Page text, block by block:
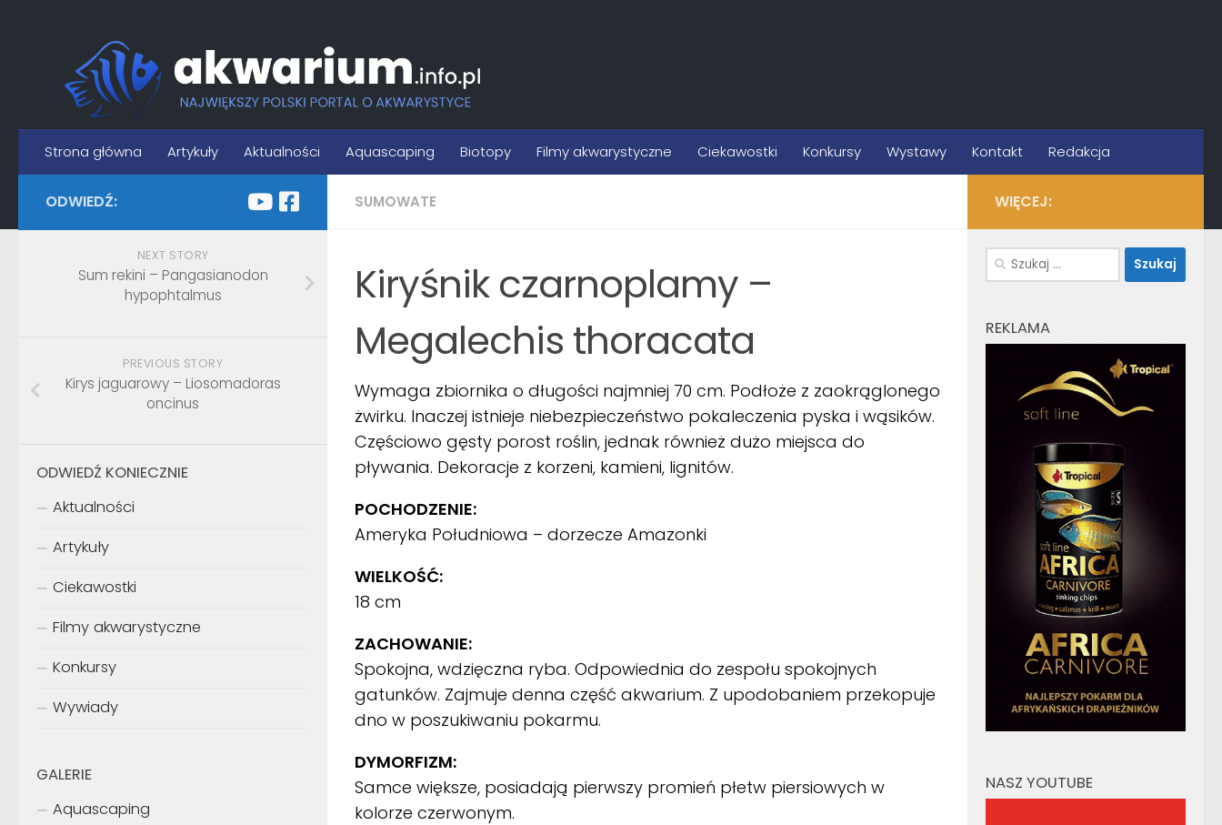
Strona główna Artykuły Aktualności Aquascaping Biotopy Filmy akwarystyczne Ciekawostki Konkursy Wystawy Kontakt Redakcja
SUMOWATE
Kiryśnik czarnoplamy –
Megalechis thoracata
Wymaga zbiornika o długości najmniej 70 cm. Podłoże z zaokrąglonego
żwirku. Inaczej istnieje niebezpieczeństwo pokaleczenia pyska i wąsików.
Częściowo gęsty porost roślin, jednak również dużo miejsca do
pływania. Dekoracje z korzeni, kamieni, lignitów.
POCHODZENIE:
Ameryka Południowa – dorzecze Amazonki
WIELKOŚĆ:
18 cm
ZACHOWANIE:
Spokojna, wdzięczna ryba. Odpowiednia do zespołu spokojnych
gatunków. Zajmuje denna część akwarium. Z upodobaniem przekopuje
dno w poszukiwaniu pokarmu.
DYMORFIZM:
Samce większe, posiadają pierwszy promień płetw piersiowych w
kolorze czerwonym.
ODWIEDŹ:
NEXT STORY
Sum rekini – Pangasianodon
hypophtalmus
PREVIOUS STORY
Kirys jaguarowy – Liosomadoras
oncinus
ODWIEDŹ KONIECZNIE
Aktualności
Artykuły
Ciekawostki
Filmy akwarystyczne
Konkursy
Wywiady
GALERIE
Aquascaping
WIĘCEJ:
Szukaj:
REKLAMA
NASZ YOUTUBE